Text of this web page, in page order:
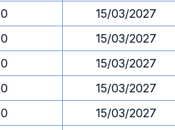
0
15/03/2027
0
15/03/2027
0
15/03/2027
0
15/03/2027
0
15/03/2027